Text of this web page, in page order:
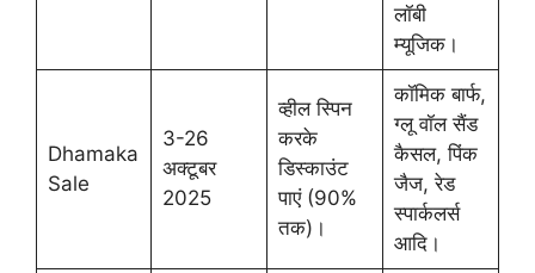
लॉबी
म्यूजिक।
Dhamaka
Sale
3-26
अक्टूबर
2025
व्हील स्पिन
करके
डिस्काउंट
पाएं (90%
तक)।
कॉमिक बार्फ,
ग्लू वॉल सैंड
कैसल, पिंक
जैज, रेड
स्पार्कलर्स
आदि।